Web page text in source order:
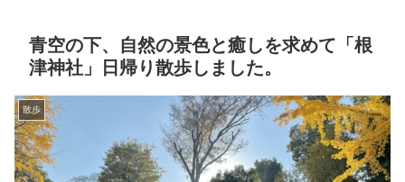
青空の下、自然の景色と癒しを求めて「根
津神社」日帰り散歩しました。
散歩